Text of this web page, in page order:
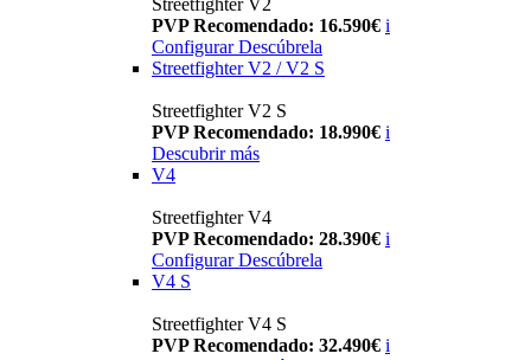
Streetfighter V2
PVP Recomendado: 16.590€ i
Configurar Descúbrela
Streetfighter V2 / V2 S
Streetfighter V2 S
PVP Recomendado: 18.990€ i
Descubrir más
V4
Streetfighter V4
PVP Recomendado: 28.390€ i
Configurar Descúbrela
V4 S
Streetfighter V4 S
PVP Recomendado: 32.490€ i